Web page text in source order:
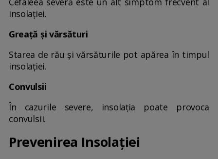
insolației.
Greață și vărsături
Starea de rău și vărsăturile pot apărea în timpul
insolației.
Convulsii
În cazurile severe, insolația poate provoca
convulsii.
Prevenirea Insolației